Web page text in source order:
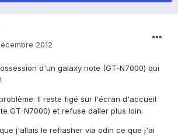
2012
d'un galaxy note (GT-N7000) qui
Il reste figé sur l'écran d'accueil
GT-N7000) et refuse daller plus loin.
j'allais le reflasher via odin ce que j'ai